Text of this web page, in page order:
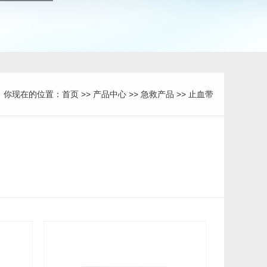
你现在的位置： 首页>> 产品中心>> 急救产品 >> 止血带